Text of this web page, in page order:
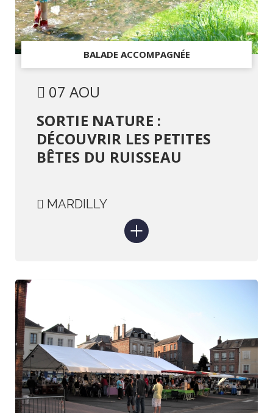
BALADE ACCOMPAGNÉE
07 AOU
SORTIE NATURE :
DÉCOUVRIR LES PETITES
BÊTES DU RUISSEAU
MARDILLY